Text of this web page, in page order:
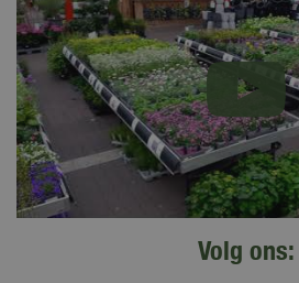
Volg ons: